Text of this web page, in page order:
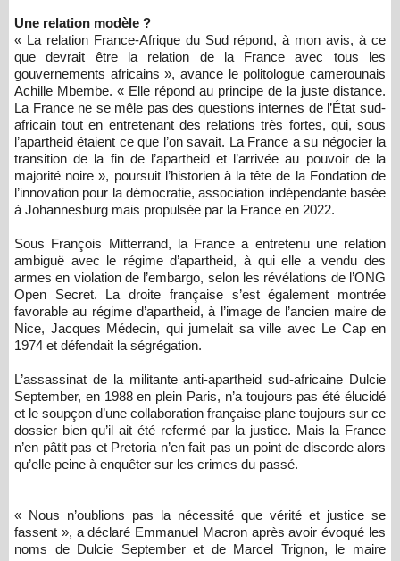
Une relation modèle ?
« La relation France-Afrique du Sud répond, à mon avis, à ce
que devrait être la relation de la France avec tous les
gouvernements africains », avance le politologue camerounais
Achille Mbembe. « Elle répond au principe de la juste distance.
La France ne se mêle pas des questions internes de l’État sud-
africain tout en entretenant des relations très fortes, qui, sous
l’apartheid étaient ce que l’on savait. La France a su négocier la
transition de la fin de l’apartheid et l’arrivée au pouvoir de la
majorité noire », poursuit l’historien à la tête de la Fondation de
l’innovation pour la démocratie, association indépendante basée
à Johannesburg mais propulsée par la France en 2022.
Sous François Mitterrand, la France a entretenu une relation
ambiguë avec le régime d’apartheid, à qui elle a vendu des
armes en violation de l’embargo, selon les révélations de l’ONG
Open Secret. La droite française s’est également montrée
favorable au régime d’apartheid, à l’image de l’ancien maire de
Nice, Jacques Médecin, qui jumelait sa ville avec Le Cap en
1974 et défendait la ségrégation.
L’assassinat de la militante anti-apartheid sud-africaine Dulcie
September, en 1988 en plein Paris, n’a toujours pas été élucidé
et le soupçon d’une collaboration française plane toujours sur ce
dossier bien qu’il ait été refermé par la justice. Mais la France
n’en pâtit pas et Pretoria n’en fait pas un point de discorde alors
qu’elle peine à enquêter sur les crimes du passé.
« Nous n’oublions pas la nécessité que vérité et justice se
fassent », a déclaré Emmanuel Macron après avoir évoqué les
noms de Dulcie September et de Marcel Trignon, le maire